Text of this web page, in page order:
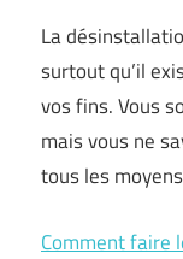
La
surtout qu’il
vos fins. Vous
mais vous ne
tous les
Comment faire